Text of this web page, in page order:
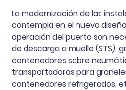
La modernización de las
contempla en el nuevo
operación del puerto son
de descarga a muelle (STS),
contenedores sobre
transportadoras para
contenedores refrigerados,